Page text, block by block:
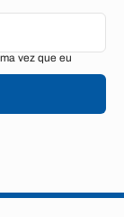
vez que eu